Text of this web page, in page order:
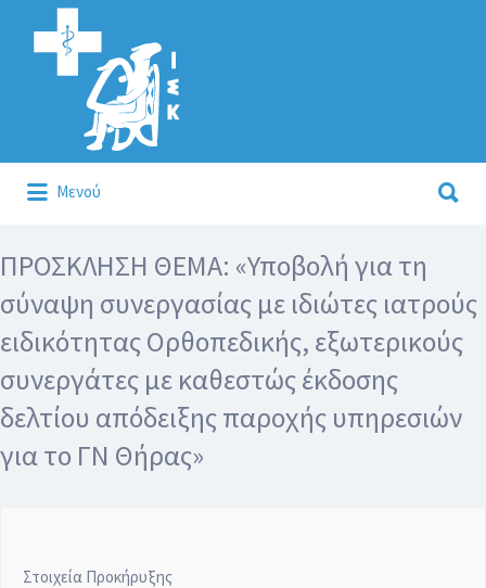
Αναζήτηση
για:
Μενού
για:
ΠΡΟΣΚΛΗΣΗ ΘΕΜΑ: «Υποβολή για τη
σύναψη συνεργασίας με ιδιώτες ιατρούς
ειδικότητας Ορθοπεδικής, εξωτερικούς
συνεργάτες με καθεστώς έκδοσης
δελτίου απόδειξης παροχής υπηρεσιών
για το ΓΝ Θήρας»
Στοιχεία Προκήρυξης